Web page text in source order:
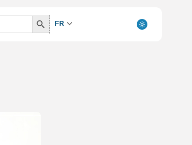
Search
Button
FR